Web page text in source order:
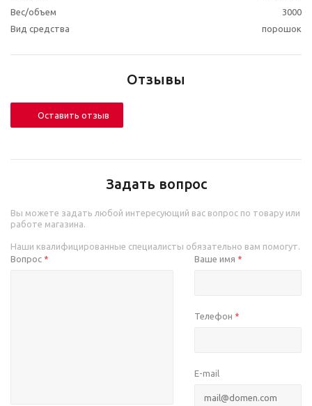
Вес/объем
3000
Вид средства
порошок
Отзывы
Оставить отзыв
Задать вопрос
Вы можете задать любой интересующий вас вопрос по товару или
работе магазина.
Наши квалифицированные специалисты обязательно вам помогут.
Вопрос * Ваше имя *
Телефон *
E-mail